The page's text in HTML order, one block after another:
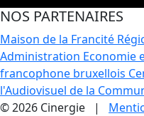
NOS PARTENAIRES
Maison de la Francité
Administration Economie
francophone bruxellois
l'Audiovisuel de la
© 2026 Cinergie |